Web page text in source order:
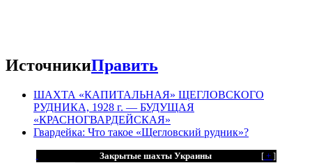
ИсточникиПравить
ШАХТА «КАПИТАЛЬНАЯ» ЩЕГЛОВСКОГО
РУДНИКА, 1928 г. — БУДУЩАЯ
«КРАСНОГВАРДЕЙСКАЯ»
Гвардейка: Что такое «Щегловский рудник»?
[+ ]
Закрытые шахты Украины